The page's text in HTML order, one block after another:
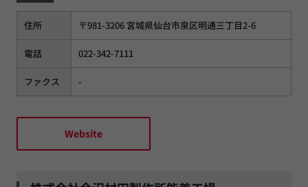
住所 〒981-3206 宮城県仙台市泉区明通三丁目2-6
電話 022-342-7111
ファクス -
Website